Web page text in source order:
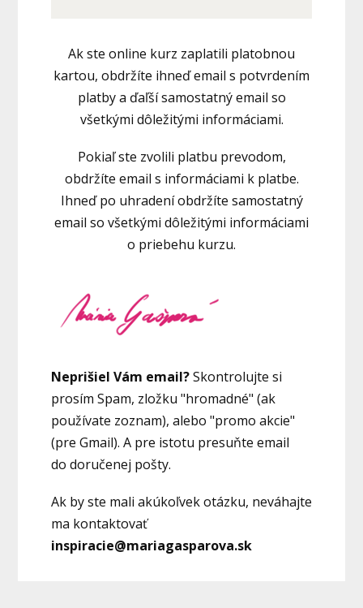
Ak ste online kurz zaplatili platobnou
kartou, obdržíte ihneď email s potvrdením
platby a ďaľší samostatný email so
všetkými dôležitými informáciami.
Pokiaľ ste zvolili platbu prevodom,
obdržíte email s informáciami k platbe.
Ihneď po uhradení obdržíte samostatný
email so všetkými dôležitými informáciami
o priebehu kurzu.
Neprišiel Vám email?Skontrolujte si
prosím Spam, zložku "hromadné" (ak
používate zoznam), alebo "promo akcie"
(pre Gmail). A pre istotu presuňte email
do doručenej pošty.
Ak by ste mali akúkoľvek otázku, neváhajte
ma kontaktovať
inspiracie@mariagasparova.sk